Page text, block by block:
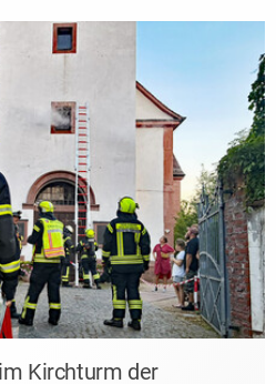
Kirchturm der